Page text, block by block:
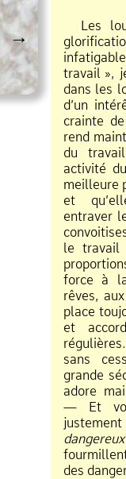
→
Les
travail »,
dans les
d’un
crainte
rend
du
activité
meilleure
et
entraver
le travail
force à
rêves,
place
et
sans
grande
adore
— Et
des